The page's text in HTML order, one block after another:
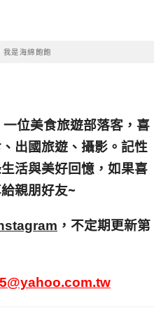
我是海綿飽飽
位美食旅遊部落客， 喜
出國旅遊、攝影。 記性
活與美好回憶， 如果喜
親朋好友~
，不定期更新第